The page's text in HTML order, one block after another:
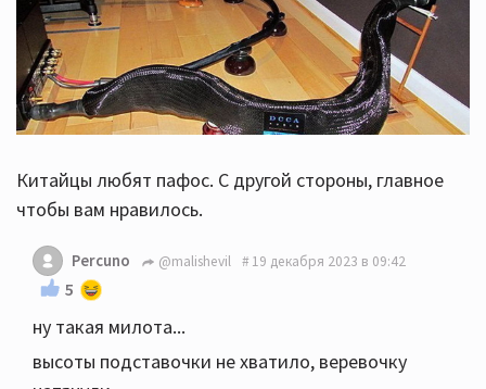
Китайцы любят пафос. С другой стороны, главное
чтобы вам нравилось.
Percuno @malishevil 19 декабря 2023 в 09:42
5
ну такая милота...
высоты подставочки не хватило, веревочку